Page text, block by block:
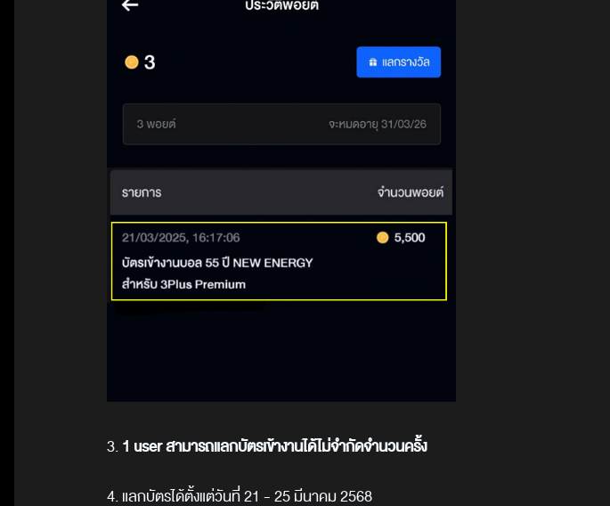
3.1 userสามารถแลกบัตรเข้างานได้ไม่จำกัดจำนวนครั้ง
4.แลกบัตรได้ตั้งแต่วันที่21 - 25มีนาคม2568